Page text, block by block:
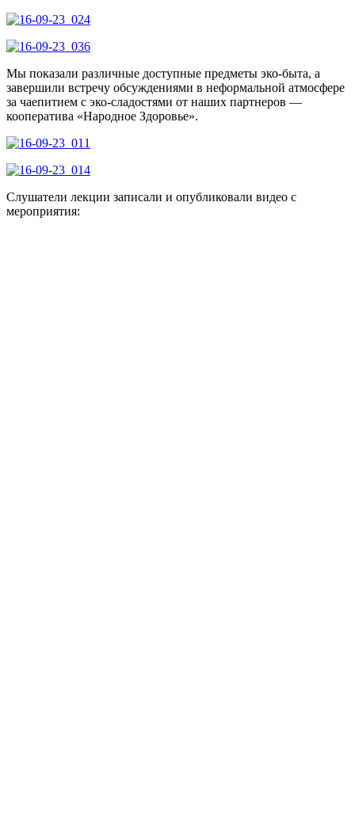
Мы показали различные доступные предметы эко-быта, а
завершили встречу обсуждениями в неформальной атмосфере
за чаепитием с эко-сладостями от наших партнеров —
кооператива «Народное Здоровье».
Слушатели лекции записали и опубликовали видео с
мероприятия: